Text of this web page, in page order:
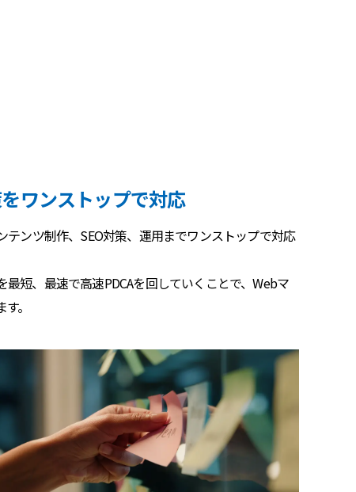
ワンストップで対応
ンツ制作、SEO対策、運用までワンストップで対応
短、最速で高速PDCAを回していくことで、Webマ
。